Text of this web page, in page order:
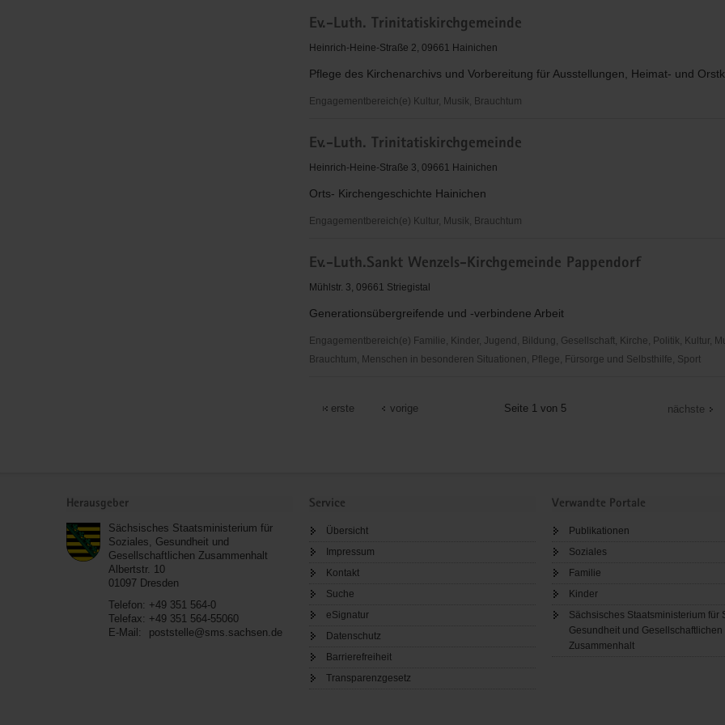
Riechberg
98
V.
Ev.-Luth. Trinitatiskirchgemeinde
Heinrich-Heine-Straße 2, 09661 Hainichen
Pflege des Kirchenarchivs und Vorbereitung für Ausstellungen, Heimat- und
Engagementbereich(e) Kultur, Musik, Brauchtum
Luth.
Trinitatiskirchgemeinde
Ev.-Luth. Trinitatiskirchgemeinde
Heinrich-Heine-Straße 3, 09661 Hainichen
Orts- Kirchengeschichte Hainichen
Engagementbereich(e) Kultur, Musik, Brauchtum
Luth.
Trinitatiskirchgemeinde
Ev.-Luth.Sankt Wenzels-Kirchgemeinde Pappendorf
Mühlstr. 3, 09661 Striegistal
Generationsübergreifende und -verbindene Arbeit
Engagementbereich(e) Familie, Kinder, Jugend, Bildung, Gesellschaft, Kirche, Politik, Kultur,
Brauchtum, Menschen in besonderen Situationen, Pflege, Fürsorge und Selbsthilfe, Sport
Luth.Sankt
erste vorige Seite 1 von 5 nächste
Herausgeber
Sächsisches Staatsministerium für
Soziales, Gesundheit und
Gesellschaftlichen Zusammenhalt
Albertstr. 10
01097 Dresden
Telefon: +49 351 564-0
Telefax: +49 351 564-55060
E-Mail:
poststelle@sms.sachsen.de
Service
Übersicht
Impressum
Kontakt
Suche
eSignatur
Datenschutz
Barrierefreiheit
Transparenzgesetz
Verwandte Portale
Publikationen
Soziales
Familie
Kinder
Sächsisches Staatsministerium für
Gesundheit und Gesellschaftlichen
Zusammenhalt